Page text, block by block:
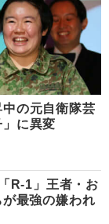
中の元自衛隊芸
」に異変
R-1」王者・お
最強の嫌われ